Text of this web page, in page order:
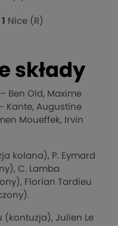
Nice (R)
składy
Ben Old, Maxime
Kante, Augustine
Moueffek, Irvin
kolana), P. Eymard
C. Lamba
Florian Tardieu
(kontuzja), Julien Le